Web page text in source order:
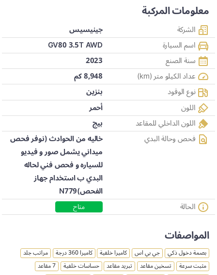
معلومات المركبة
الشركة
جينيسيس
اسم السيارة
GV80 3.5T AWD
سنة الصنع
2023
عداد الكيلو متر (km)
8,948 كم
نوع الوقود
بنزين
اللون
أحمر
اللون الداخلي للمقاعد
بيج
فحص وحالة البدي
خاليه من الحوادث (نوفر فحص
ميداني يشمل صور و فيديو
للسياره و فحص فني لحاله
البدي ب استخدام جهاز
الفحص)N779
الحالة
متاح
المواصفات
بصمة دخول ذكي جي بي اس كاميرا خلفية كاميرا 360 درجة
مراتب جلد
مثبت سرعة
تسخين مقاعد تبريد مقاعد حساسات خلفية
7 مقاعد